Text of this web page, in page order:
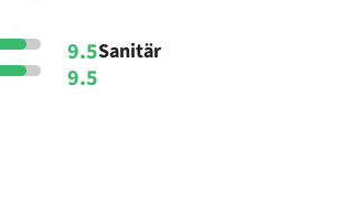
9.5Sanitär
9.5